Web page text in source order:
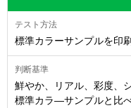
標準カラーサンプルを印刷
鮮やか、リアル、彩度、
標準カラ―サンプルと比